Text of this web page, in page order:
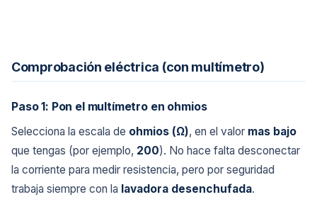
Comprobación eléctrica (con multímetro)
Paso 1: Pon el multímetro en ohmios
Selecciona la escala de ohmios (Ω), en el valor mas bajo
que tengas (por ejemplo, 200). No hace falta desconectar
la corriente para medir resistencia, pero por seguridad
trabaja siempre con la lavadora desenchufada.